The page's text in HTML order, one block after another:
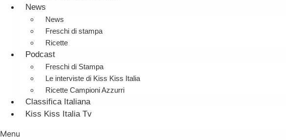
News
News
Freschi di stampa
Ricette
Podcast
Freschi di Stampa
Le interviste di Kiss Kiss Italia
Ricette Campioni Azzurri
Classifica Italiana
Kiss Kiss Italia Tv
Menu